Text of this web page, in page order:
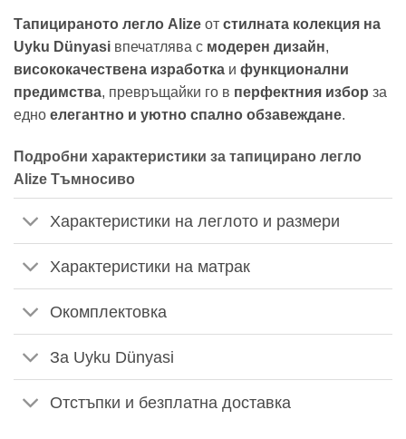
Тапицираното легло Alize от стилната колекция на
Uyku Dünyasi впечатлява с модерен дизайн,
висококачествена изработка и функционални
предимства, превръщайки го в перфектния избор за
едно елегантно и уютно спално обзавеждане.
Подробни характеристики за тапицирано легло
Alize Тъмносиво
Характеристики на леглото и размери
Характеристики на матрак
Окомплектовка
За Uyku Dünyasi
Отстъпки и безплатна доставка